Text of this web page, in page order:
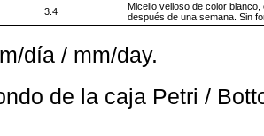
3.4
Micelio velloso de color
después de una semana. Sin
día / mm/day.
de la caja Petri /